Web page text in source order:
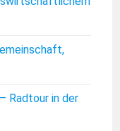
Radtour in der